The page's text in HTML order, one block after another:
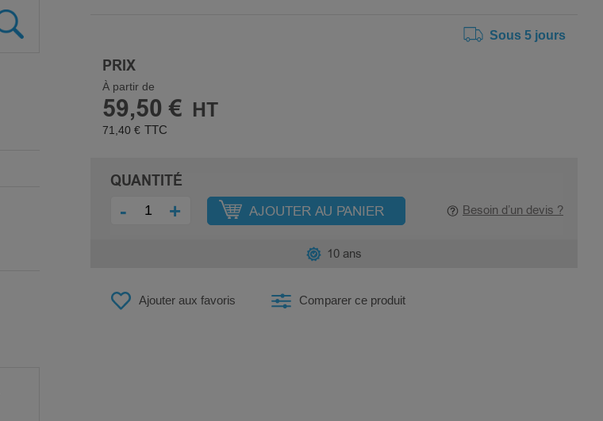
Sous 5 jours
PRIX
À partir de
59,50 €
71,40 €
QUANTITÉ
- + AJOUTER AU PANIER Besoin d’un devis ?
Ajouter aux favoris Comparer ce produit
10 ans